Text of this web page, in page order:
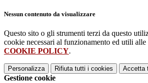
Nessun contenuto da visualizzare
Questo sito o gli strumenti terzi da questo
cookie necessari al funzionamento ed utili
COOKIE POLICY.
Personalizza Rifiuta tutti i cookies Accetta
Gestione cookie